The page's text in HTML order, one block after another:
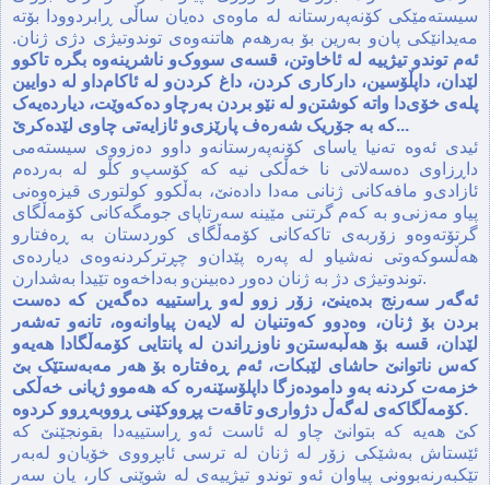
سیسته‌مێکی کۆنه‌په‌رستانه‌ له‌ ماوه‌ی ده‌یان ساڵی ڕابردوودا بۆته‌
مه‌یدانێکی پان‌و به‌رین بۆ به‌رهه‌م هاتنه‌وه‌ی توندوتیژی دژی ژنان.
ئه‌م توندو تیژییه‌ له‌ ئاخاوتن، قسه‌ی سووک‌و ناشرینه‌وه‌ بگره‌ تاکوو
لێدان‌، داپڵۆسین، دارکاری کردن‌، داغ کردن‌و له‌ ئاکام‌داو له‌ دوایین
پله‌ی خۆی‌دا واته‌ کوشتن‌و له‌ نێو بردن به‌رچاو ده‌که‌وێت، دیارده‌یه‌ک
که‌ به‌ جۆریک شه‌ره‌ف پارێزی‌و ئازایه‌تی چاوی لێده‌کرێ...
ئیدی ئه‌وه‌ ته‌نیا یاسای کۆنه‌په‌رستانه‌و داوو ده‌زووی سیسته‌می
داڕزاوی ده‌سه‌لاتی نا خه‌ڵکی نیه‌ که‌ کۆسپ‌و کڵو له‌ به‌رده‌م
ئازادی‌و مافه‌کانی ژنانی مه‌دا داده‌نێ، به‌ڵکوو کولتوری قیزه‌وه‌نی
پیاو مه‌زنی‌و به که‌م‌ گرتنی مێینه‌ سه‌رتاپای جومگه‌کانی کۆمه‌ڵگای
گرتۆته‌وه‌و زۆربه‌ی تاکه‌کانی کۆمه‌ڵگای کوردستان به‌ ڕه‌فتارو
هه‌ڵسوکه‌وتی نه‌شیاو له‌ په‌ره‌ پێدان‌و چڕترکردنه‌وه‌ی دیارده‌ی
توندوتیژی دژ به‌ ژنان ده‌ور ده‌بینن‌‌و به‌داخه‌وه‌ تێیدا به‌شدارن.
ئه‌گه‌ر سه‌رنج بده‌ینێ، زۆر زوو له‌و ڕاستییه‌ ده‌گه‌ین که‌ ده‌ست
بردن بۆ ژنان، وه‌دوو که‌وتنیان له‌ لایه‌ن پیاوانه‌وه‌، تانه‌و ته‌شه‌ر
لێدان‌، قسه‌ بۆ هه‌ڵبه‌ستن‌و ناوزڕاندن له‌ پانتایی کۆمه‌ڵگادا هه‌یه‌‌و
که‌س ناتوانێ حاشای لێبکات، ئه‌م ڕه‌فتاره‌ بۆ هه‌ر مه‌به‌ستێک بێ‌
خزمه‌ت کردنه‌ به‌و داموده‌زگا داپلۆسێنه‌ره‌ که‌ هه‌موو ژیانی خه‌ڵکی
کۆمه‌ڵگاکه‌ی له‌گه‌ڵ دژواری‌و تاقه‌ت پڕووکێنی ڕووبه‌ڕوو کردوه‌.
کێ هه‌یه‌ که‌ بتوانێ چاو له‌ ئاست ئه‌و ڕاستییه‌‌دا بقونجێنێ که‌
ئێستاش به‌شێکی زۆر له‌ ژنان له‌ ترسی ئابڕووی خۆیان‌و له‌به‌ر‌
تێکبه‌رنه‌بوونی پیاوان ئه‌و توندو تیژییه‌ی له شوێنی کار، یان‌ سه‌ر